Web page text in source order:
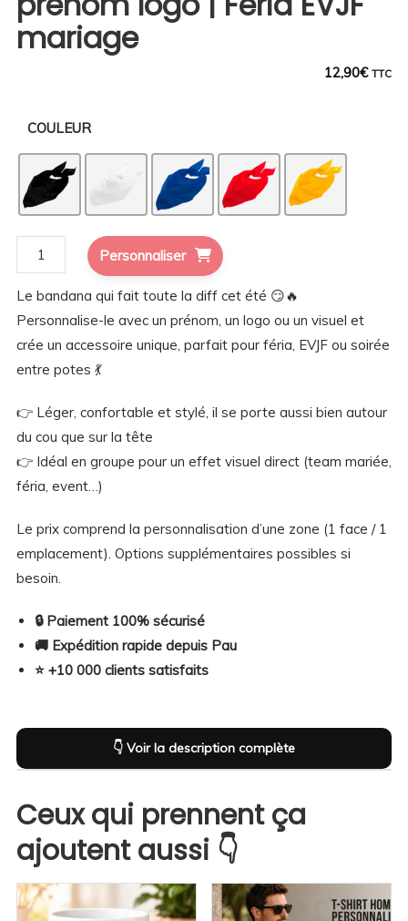
mariage
12,90€ TTC
COULEUR
quantité
de
Bandana
personnalisé
prénom
logo
Féria
EVJF
mariage
Personnaliser
Le bandana qui fait toute la diff cet été 😏🔥
Personnalise-le avec un prénom, un logo ou un visuel et
crée un accessoire unique, parfait pour féria, EVJF ou soirée
entre potes 💃
👉 Léger, confortable et stylé, il se porte aussi bien autour
du cou que sur la tête
👉 Idéal en groupe pour un effet visuel direct (team mariée,
féria, event…)
Le prix comprend la personnalisation d’une zone (1 face / 1
emplacement). Options supplémentaires possibles si
besoin.
🔒 Paiement 100% sécurisé
🚚 Expédition rapide depuis Pau
⭐ +10 000 clients satisfaits
👇 Voir la description complète
Guide des tailles
Description
Le petit détail qui change tout 😏
Ceux qui prennent ça
ajoutent aussi 👇